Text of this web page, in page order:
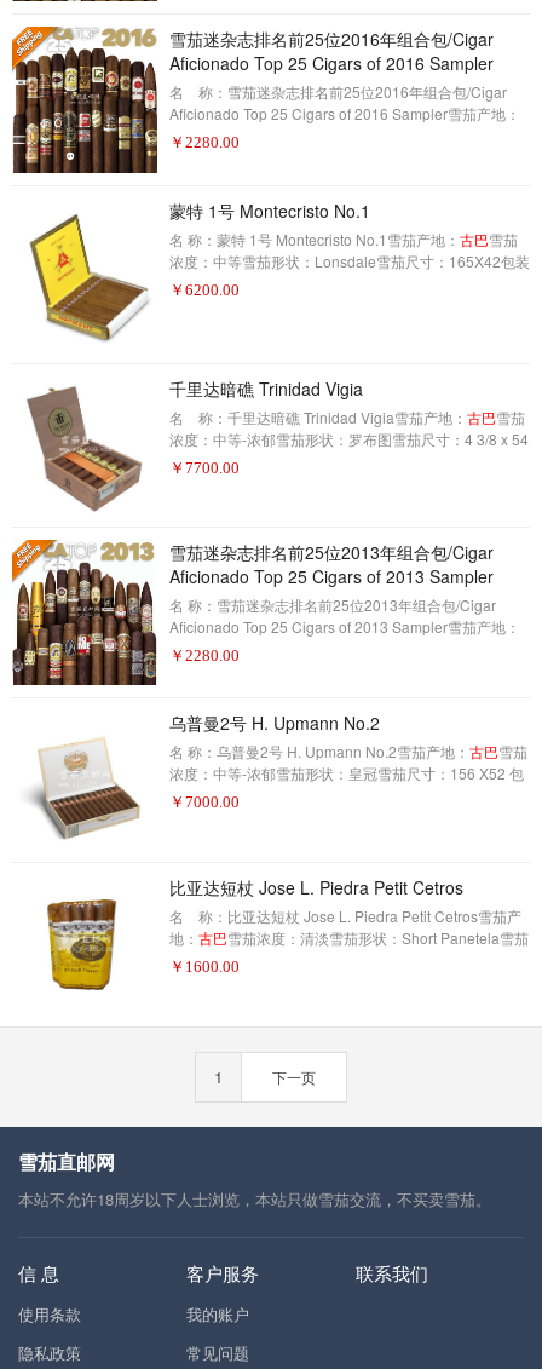
前25位的雪茄，每年这就是他们宣布顶峰雪茄产业奖,今
年的雪茄迷雪茄。2015年是成功的一年,对于雪茄和每一
个值得他们得到的认可。从我父亲Le Bijou 1922的鱼雷
到# 25 S
雪茄迷杂志排名前25位2016年组合包/Cigar
Aficionado Top 25 Cigars of 2016 Sampler
名 称：雪茄迷杂志排名前25位2016年组合包/Cigar
Aficionado Top 25 Cigars of 2016 Sampler雪茄产地：
XXX雪茄浓度：XXX雪茄形状：XXX雪茄尺寸：XXX包
量的雪茄。到今年年底，他们从一年中抽到的雪茄中获
得了最高的分数，从最好的雪茄里面再次评分，这次是
蒙上眼睛盲吸，又重新得分了。在这一过程中，得出全
￥ 2280.00
蒙特 1号 Montecristo No.1
名 称：蒙特 1号 Montecristo No.1雪茄产地： 古巴雪茄
浓度：中等雪茄形状：Lonsdale雪茄尺寸：165X42包装
数量：25制作方式：手工描 述：
￥ 6200.00
千里达暗礁 Trinidad Vigia
名 称：千里达暗礁 Trinidad Vigia雪茄产地： 古巴雪茄
浓度：中等-浓郁雪茄形状：罗布图雪茄尺寸：4 3/8 x 54
包装数量：12制作方式：手工描 述：由12支雪茄组成
￥ 7700.00
雪茄迷杂志排名前25位2013年组合包/Cigar
Aficionado Top 25 Cigars of 2013 Sampler
名 称：雪茄迷杂志排名前25位2013年组合包/Cigar
Aficionado Top 25 Cigars of 2013 Sampler雪茄产地：
XXX雪茄浓度：XXX雪茄形状：XXX雪茄尺寸：XXX包
的25支顶级雪茄的名单，并在其中宣布了雪茄业的最高
奖项——雪茄迷。我们把所有合法的东西都组装成一个
大的优质雪茄采样器。这可以让你以极低的价格品尝到
所有最好的雪茄。这是一种很好的方法，
￥ 2280.00
乌普曼2号 H. Upmann No.2
名 称：乌普曼2号 H. Upmann No.2雪茄产地： 古巴雪茄
浓度：中等-浓郁雪茄形状：皇冠雪茄尺寸：156 X52 包
装数量：25制作方式：手工描 述：到目前为止最受欢迎
材的人会有完美的圆形烟。雪茄会随着时间的推移变得
更受欢迎。
￥ 7000.00
比亚达短杖 Jose L. Piedra Petit Cetros
名 称：比亚达短杖 Jose L. Piedra Petit Cetros雪茄产
地： 古巴雪茄浓度：清淡雪茄形状：Short Panetela雪茄
尺寸：127X38包装数量：25制作方式：半手工描 述：
来，一口下去，味道却出奇的好——清淡的皮革香，略
卡、雷蒙的混合味道。而
￥ 1600.00
1 下一页
雪茄直邮网
本站不允许18周岁以下人士浏览，本站只做雪茄交流，不买卖雪茄。
信 息
使用条款
隐私政策
客户服务
我的账户
常见问题
联系我们